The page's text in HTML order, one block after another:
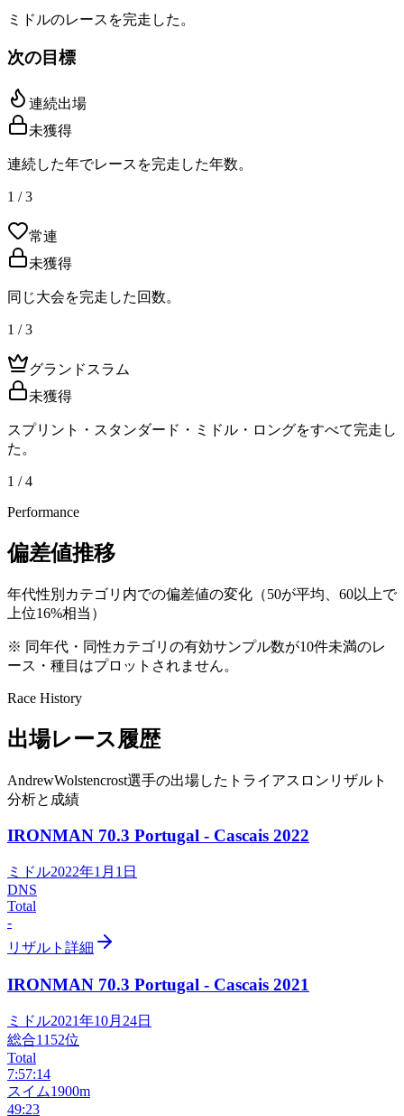
ミドルのレースを完走した。
次の目標
連続出場
未獲得
連続した年でレースを完走した年数。
1 / 3
常連
未獲得
同じ大会を完走した回数。
1 / 3
グランドスラム
未獲得
スプリント・スタンダード・ミドル・ロングをすべて完走し
た。
1 / 4
Performance
偏差値推移
年代性別カテゴリ内での偏差値の変化（50が平均、60以上で
上位16%相当）
※ 同年代・同性カテゴリの有効サンプル数が10件未満のレ
ース・種目はプロットされません。
Race History
出場レース履歴
AndrewWolstencrost選手の出場したトライアスロンリザルト
分析と成績
IRONMAN 70.3 Portugal - Cascais 2022
ミドル2022年1月1日
DNS
Total
-
リザルト詳細
IRONMAN 70.3 Portugal - Cascais 2021
ミドル2021年10月24日
総合1152位
Total
7:57:14
スイム1900m
49:23